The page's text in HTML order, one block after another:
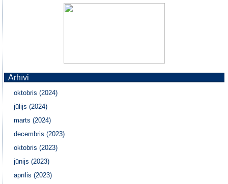
Arhīvi
oktobris (2024)
jūlijs (2024)
marts (2024)
decembris (2023)
oktobris (2023)
jūnijs (2023)
aprīlis (2023)